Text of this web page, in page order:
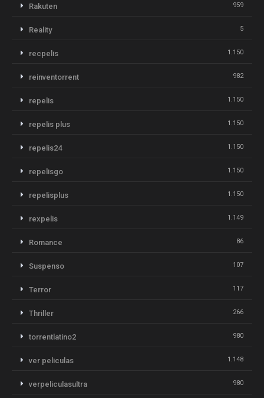
Rakuten 959
Reality 5
recpelis 1.150
reinventorrent 982
repelis 1.150
repelis plus 1.150
repelis24 1.150
repelisgo 1.150
repelisplus 1.150
rexpelis 1.149
Romance 86
Suspenso 107
Terror 117
Thriller 266
torrentlatino2 980
ver peliculas 1.148
verpeliculasultra 980